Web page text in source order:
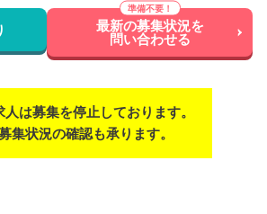
最新の募集状況を
問い合わせる
は募集を停止しております。
集状況の確認も承ります。